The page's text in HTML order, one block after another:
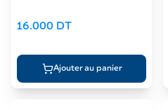
16.000 DT
Ajouter au panier